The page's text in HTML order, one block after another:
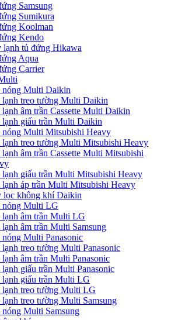
Samsung
Sumikura
Koolman
Kendo
lạnh tủ đứng Hikawa
Aqua
Carrier
nóng Multi Daikin
lạnh treo tường Multi Daikin
lạnh âm trần Cassette Multi Daikin
lạnh giấu trần Multi Daikin
nóng Multi Mitsubishi Heavy
lạnh treo tường Multi Mitsubishi Heavy
lạnh âm trần Cassette Multi Mitsubishi
lạnh giấu trần Multi Mitsubishi Heavy
lạnh áp trần Multi Mitsubishi Heavy
lọc không khí Daikin
nóng Multi LG
lạnh âm trần Multi LG
lạnh âm trần Multi Samsung
nóng Multi Panasonic
lạnh treo tường Multi Panasonic
lạnh âm trần Multi Panasonic
lạnh giấu trần Multi Panasonic
lạnh giấu trần Multi LG
lạnh treo tường Multi LG
lạnh treo tường Multi Samsung
nóng Multi Samsung